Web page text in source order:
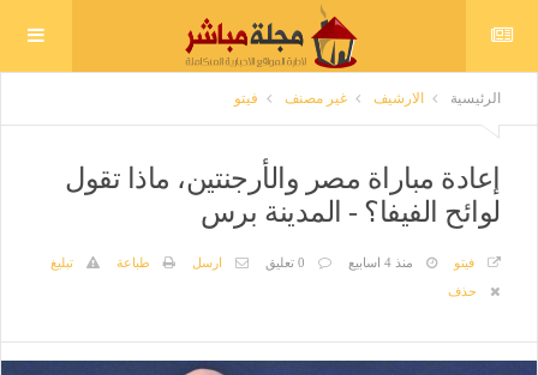
الرئيسية الارشيف غير مصنف فيتو
إعادة مباراة مصر والأرجنتين، ماذا تقول
لوائح الفيفا؟ - المدينة برس
فيتو منذ 4 اسابيع 0 تعليق ارسل طباعة
تبليغ
حذف